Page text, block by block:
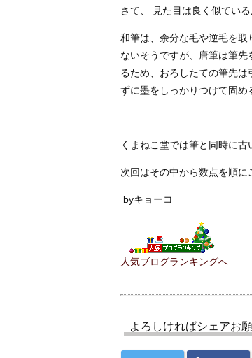
さて、 見た目は良く似てい
和筆は、余分な毛や逆毛を
ないそうですが、唐筆は筆
るため、おろしたての筆先
ずに墨をしっかりつけて固め
くまねこ堂では筆と同時に古
次回はその中から数点を順に
byキョーコ
人気ブログランキングへ
よろしければシェアお